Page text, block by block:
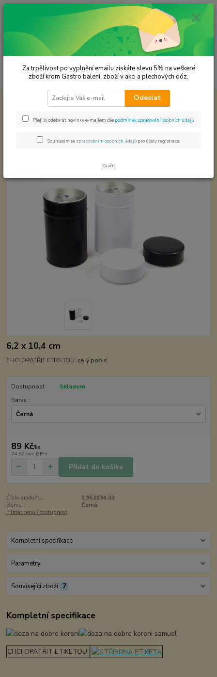
Menu
Hledat
ks
za 0,00 Kč
Plechové dózy - kořenky
Dóza duální uzávěr - různé barvy
VÝPRODEJ
6,2 x 10,4 cm
CHCI OPATŘIT ETIKETOU: celý popis
Dostupnost
Skladem
Barva :
89 Kč/ks
74 Kč bez DPH
Přidat do košíku
Číslo produktu:
0,952034.33
Barva ::
Černá
Hlídat cenu / dostupnost
Kompletní specifikace
Parametry
Související zboží 7
Kompletní specifikace
CHCI OPATŘIT ETIKETOU:
Za trpělivost po vyplnění emailu získáte slevu 5% na veškeré
zboží krom Gastro balení, zboží v akci a plechových dóz.
Odeslat
Přeji si odebírat novinky e-mailem dle podmínek zpracování osobních údajů
Souhlasím se zpracováním osobních údajů pro účely registrace.
Zavřít